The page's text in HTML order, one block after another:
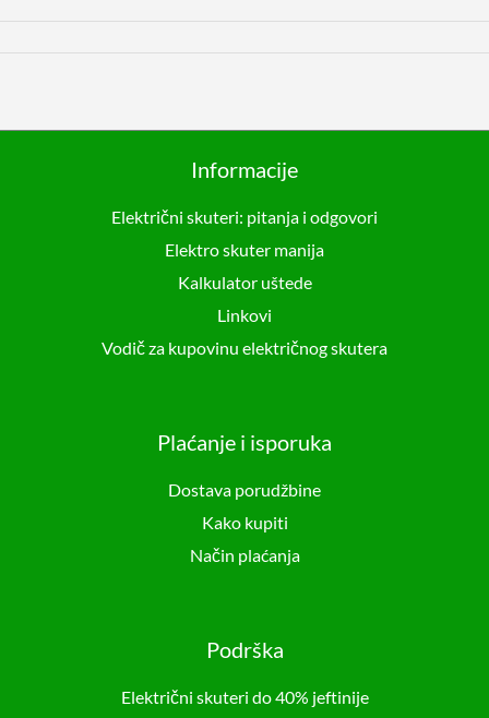
Informacije
Električni skuteri: pitanja i odgovori
Elektro skuter manija
Kalkulator uštede
Linkovi
Vodič za kupovinu električnog skutera
Plaćanje i isporuka
Dostava porudžbine
Kako kupiti
Način plaćanja
Podrška
Električni skuteri do 40% jeftinije